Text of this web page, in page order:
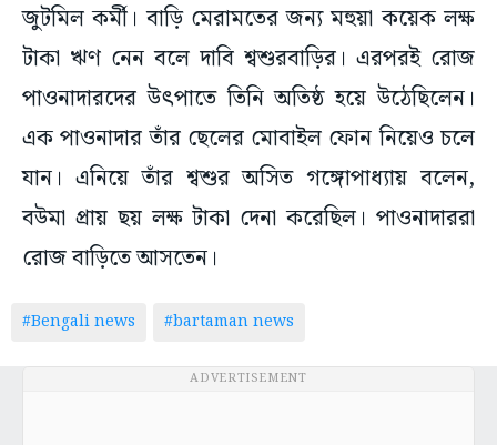
জুটমিল কর্মী। বাড়ি মেরামতের জন্য মহুয়া কয়েক লক্ষ
টাকা ঋণ নেন বলে দাবি শ্বশুরবাড়ির। এরপরই রোজ
পাওনাদারদের উৎপাতে তিনি অতিষ্ঠ হয়ে উঠেছিলেন।
এক পাওনাদার তাঁর ছেলের মোবাইল ফোন নিয়েও চলে
যান। এনিয়ে তাঁর শ্বশুর অসিত গঙ্গোপাধ্যায় বলেন,
বউমা প্রায় ছয় লক্ষ টাকা দেনা করেছিল। পাওনাদাররা
রোজ বাড়িতে আসতেন।
#Bengali news #bartaman news
ADVERTISEMENT